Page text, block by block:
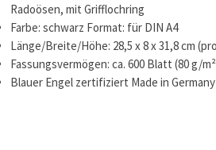
Radoösen, mit Grifflochring
Farbe: schwarz Format: für DIN A4
Länge/Breite/Höhe: 28,5 x 8 x 31,8 cm
Fassungsvermögen: ca. 600 Blatt (80 g/
Blauer Engel zertifiziert Made in Germany